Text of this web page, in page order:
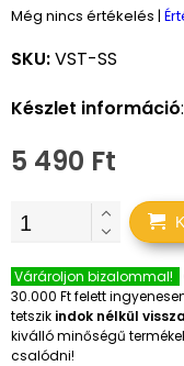
Még nincs értékelés |
SKU:VST-SS
Készlet információ:
5 490 Ft
Várároljon bizalommal!
30.000 Ft felett
tetszik indok nélkül
kiválló minőségű
csalódni!